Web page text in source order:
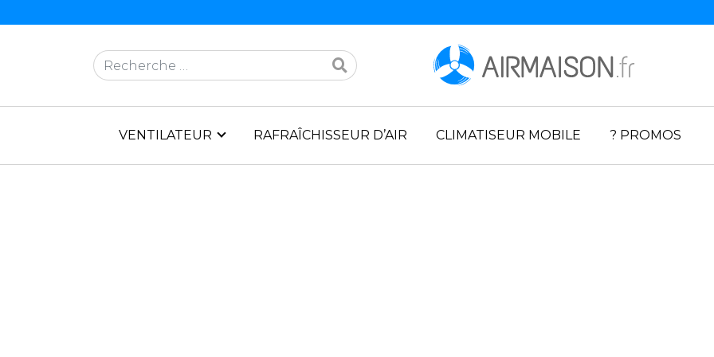
Rechercher
VENTILATEUR RAFRAÎCHISSEUR D’AIR CLIMATISEUR MOBILE ? PROMOS